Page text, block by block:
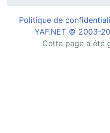
Politique de
YAF.NET © 2003-
Cette page a été